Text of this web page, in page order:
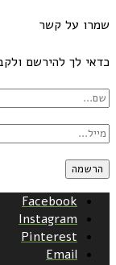
שמרו על קשר
כדאי לך להירשם
Facebook
Instagram
Pinterest
Email